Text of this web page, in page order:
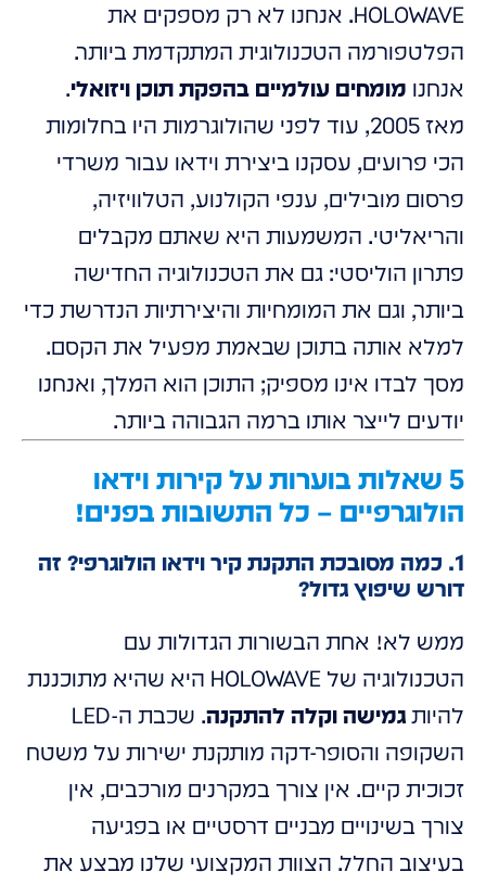
HOLOWAVE. אנחנו לא רק מספקים את
הפלטפורמה הטכנולוגית המתקדמת ביותר.
אנחנו מומחים עולמיים בהפקת תוכן ויזואלי.
מאז 2005, עוד לפני שהולוגרמות היו בחלומות
הכי פרועים, עסקנו ביצירת וידאו עבור משרדי
פרסום מובילים, ענפי הקולנוע, הטלוויזיה,
והריאליטי. המשמעות היא שאתם מקבלים
פתרון הוליסטי: גם את הטכנולוגיה החדישה
ביותר, וגם את המומחיות והיצירתיות הנדרשת כדי
למלא אותה בתוכן שבאמת מפעיל את הקסם.
מסך לבדו אינו מספיק; התוכן הוא המלך, ואנחנו
יודעים לייצר אותו ברמה הגבוהה ביותר.
5 שאלות בוערות על קירות וידאו
הולוגרפיים – כל התשובות בפנים!
1. כמה מסובכת התקנת קיר וידאו הולוגרפי? זה
דורש שיפוץ גדול?
ממש לא! אחת הבשורות הגדולות עם
הטכנולוגיה של HOLOWAVE היא שהיא מתוכננת
להיותגמישה וקלה להתקנה
. שכבת ה-LED
השקופה והסופר-דקה מותקנת ישירות על משטח
זכוכית קיים. אין צורך במקרנים מורכבים, אין
צורך בשינויים מבניים דרסטיים או בפגיעה
בעיצוב החלל. הצוות המקצועי שלנו מבצע את